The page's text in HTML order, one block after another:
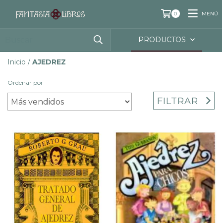
0 MENÚ
PRODUCTOS
Inicio / AJEDREZ
Ordenar por
FILTRAR